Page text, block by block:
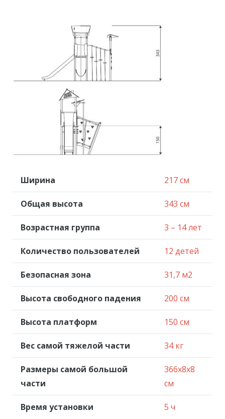
Ширина 217 см
Общая высота 343 см
Возрастная группа 3 – 14 лет
Количество пользователей 12 детей
Безопасная зона 31,7 м2
Высота свободного падения 200 см
Высота платформ 150 см
Вес самой тяжелой части 34 кг
Размеры самой большой
части
366x8x8
см
Время установки 5 ч